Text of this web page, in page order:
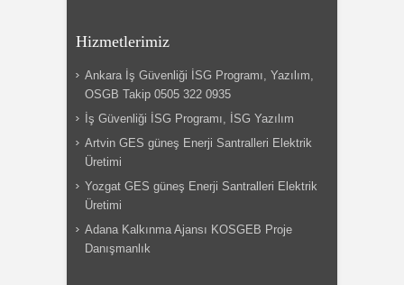
Hizmetlerimiz
Ankara İş Güvenliği İSG Programı, Yazılım,
OSGB Takip 0505 322 0935
İş Güvenliği İSG Programı, İSG Yazılım
Artvin GES güneş Enerji Santralleri Elektrik
Üretimi
Yozgat GES güneş Enerji Santralleri Elektrik
Üretimi
Adana Kalkınma Ajansı KOSGEB Proje
Danışmanlık